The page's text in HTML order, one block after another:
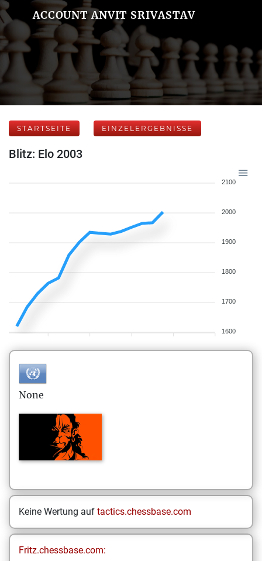
ACCOUNT ANVIT SRIVASTAV
STARTSEITE EINZELERGEBNISSE
Blitz: Elo 2003
2100
2000
1900
1800
1700
1600
None
Keine Wertung auf tactics.chessbase.com
Fritz.chessbase.com: